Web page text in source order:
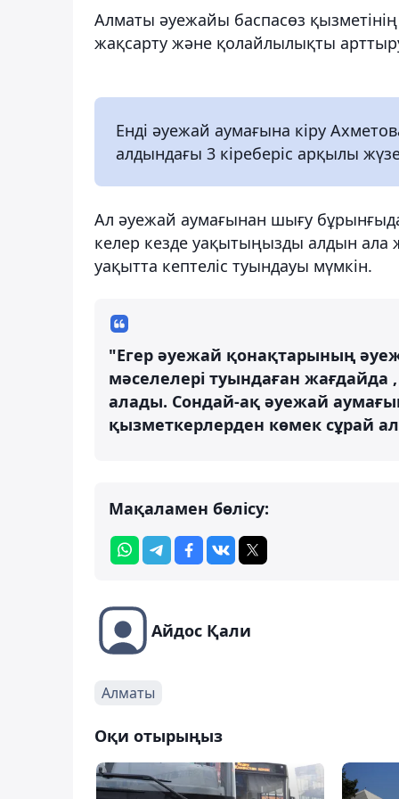
Алматы әуежайы баспасөз
жақсарту және қолайлылықты
Енді әуежай аумағына кіру
алдындағы 3 кіреберіс арқылы
Ал әуежай аумағынан шығу
келер кезде уақытыңызды алдын ала
уақытта кептеліс туындауы мүмкін.
"Егер әуежай қонақтарының
мәселелері туындаған жағдайда ,
алады. Сондай-ақ әуежай
қызметкерлерден көмек сұрай
Мақаламен бөлісу:
Айдос Қали
Алматы
Оқи отырыңыз